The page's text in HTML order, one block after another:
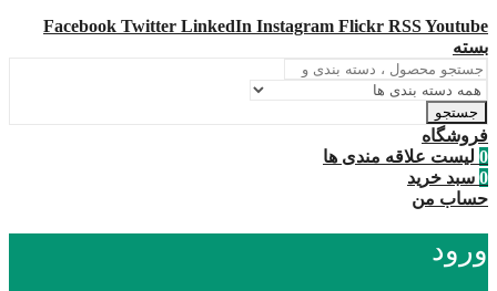
Facebook Twitter LinkedIn Instagram Flickr RSSYoutube
بسته
جستجو
فروشگاه
0 لیست علاقه مندی ها
0 سبد خرید
حساب من
ورود